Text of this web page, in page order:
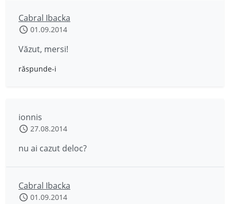
Cabral Ibacka
01.09.2014
Văzut, mersi!
răspunde-i
ionnis
27.08.2014
nu ai cazut deloc?
Cabral Ibacka
01.09.2014